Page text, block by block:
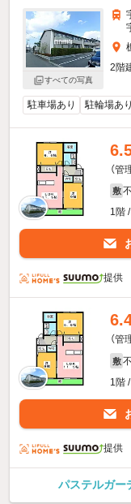
すべての写真
2階
駐車場あり 駐輪場あり
（管
敷
1階
提供
（管
敷
1階
提供
パステルガー